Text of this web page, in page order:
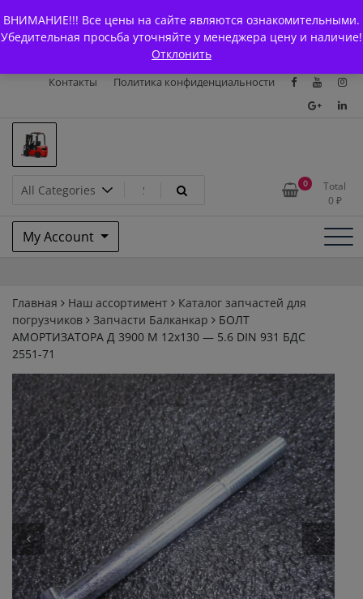
ВНИМАНИЕ!!! Все цены на сайте являются ознакомительными.
Убедительная просьба уточняйте у менеджера цену и наличие!
Отклонить
to
content
Главная
Магазин О Компании
Каталоги
Доставка и оплата
Контакты
Политика конфиденциальности
Запчасти для вилочых
погрузчиков и
электротележек Balkancar
0
Total
0 ₽
My Account
Главная Наш ассортимент
Каталог запчастей для
погрузчиков
Запчасти Балканкар
БОЛТ
АМОРТИЗАТОРА Д 3900 М 12х130 — 5.6 DIN 931 БДС
2551-71